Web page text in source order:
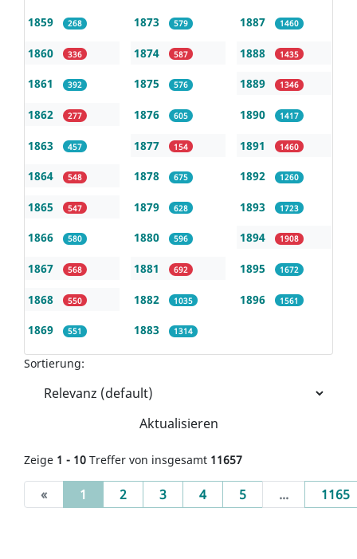
1859 268
1860 336
1861 392
1862 277
1863 457
1864 548
1865 547
1866 580
1867 568
1868 550
1869 551
1873 579
1874 587
1875 576
1876 605
1877 154
1878 675
1879 628
1880 596
1881 692
1882 1035
1883 1314
1887 1460
1888 1435
1889 1346
1890 1417
1891 1460
1892 1260
1893 1723
1894 1908
1895 1672
1896 1561
Sortierung:
Aktualisieren
Zeige 1 - 10 Treffer von insgesamt 11657
« 1 (current)
2 3 4 5 ... 1165